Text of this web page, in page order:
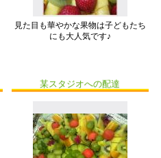
見た目も華やかな果物は子どもたち
にも大人気です♪
某スタジオへの配達